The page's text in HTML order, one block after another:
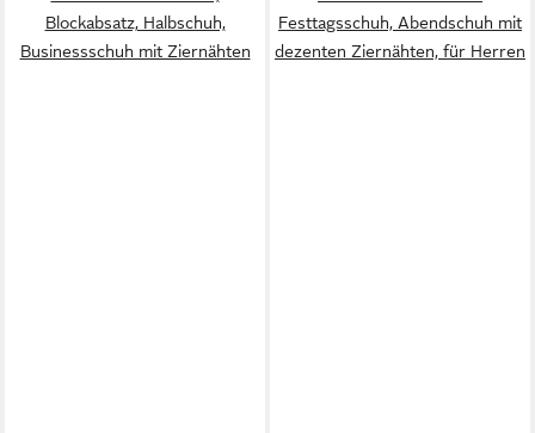
Blockabsatz, Halbschuh,
Businessschuh mit Ziernähten
Festtagsschuh, Abendschuh mit
dezenten Ziernähten, für Herren